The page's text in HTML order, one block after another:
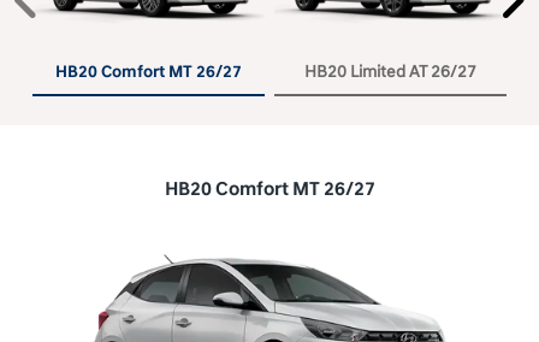
HB20 Comfort MT 26/27 HB20 Limited AT 26/27
Anterior
HB20 Comfort MT 26/27